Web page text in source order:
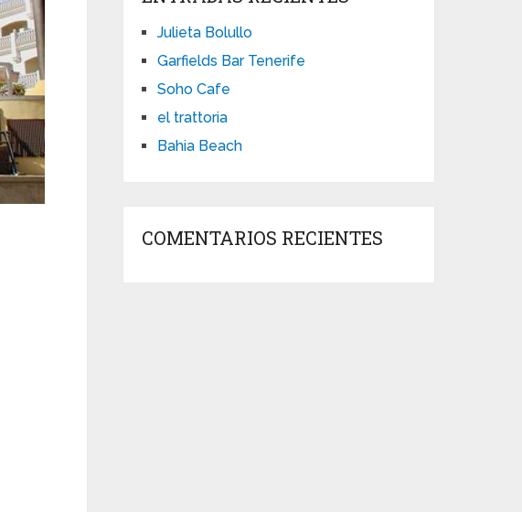
Julieta Bolullo
Garfields Bar Tenerife
Soho Cafe
el trattoria
Bahia Beach
COMENTARIOS RECIENTES